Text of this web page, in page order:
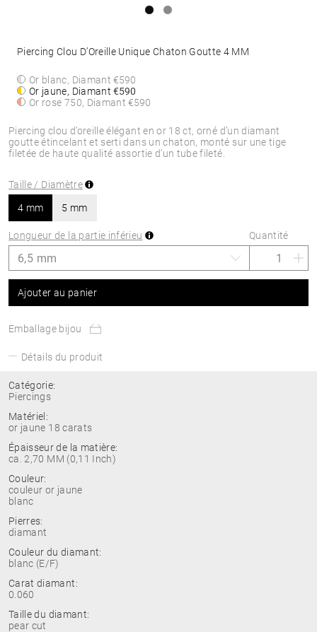
Piercing clou d’oreille élégant en or 18 ct, orné d’un diamant
goutte étincelant et serti dans un chaton, monté sur une tige
filetée de haute qualité assortie d’un tube fileté.
Piercing Clou D’Oreille Unique Chaton Goutte 4 MM
Or blanc, Diamant€590
Or jaune, Diamant€590
Or rose 750, Diamant€590
Taille / Diamètre
4 mm 5 mm
Longueur de la partie inférieu Quantité
Ajouter au panier
Emballage bijou
Détails du produit
Catégorie:
Piercings
Matériel:
or jaune 18 carats
Épaisseur de la matière:
ca. 2,70 MM (0,11 Inch)
Couleur:
couleur or jaune
blanc
Pierres:
diamant
Couleur du diamant:
blanc (E/F)
Carat diamant:
0.060
Taille du diamant:
pear cut